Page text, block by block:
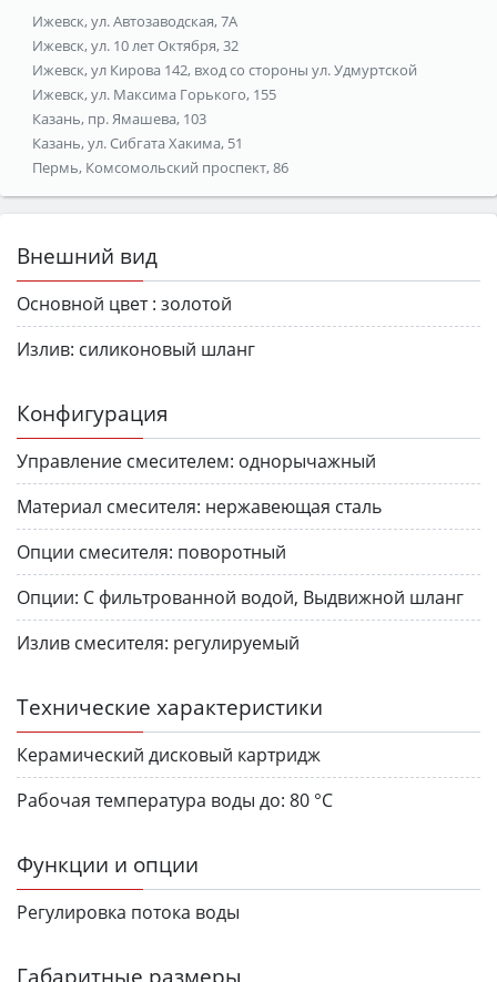
Ижевск, ул. Автозаводская, 7А
Ижевск, ул. 10 лет Октября, 32
Ижевск, ул Кирова 142, вход со стороны ул. Удмуртской
Ижевск, ул. Максима Горького, 155
Казань, пр. Ямашева, 103
Казань, ул. Сибгата Хакима, 51
Пермь, Комсомольский проспект, 86
Внешний вид
Основной цвет : золотой
Излив: силиконовый шланг
Конфигурация
Управление смесителем: однорычажный
Материал смесителя: нержавеющая сталь
Опции смесителя: поворотный
Опции: С фильтрованной водой, Выдвижной шланг
Излив смесителя: регулируемый
Технические характеристики
Керамический дисковый картридж
Рабочая температура воды до: 80 °С
Функции и опции
Регулировка потока воды
Габаритные размеры